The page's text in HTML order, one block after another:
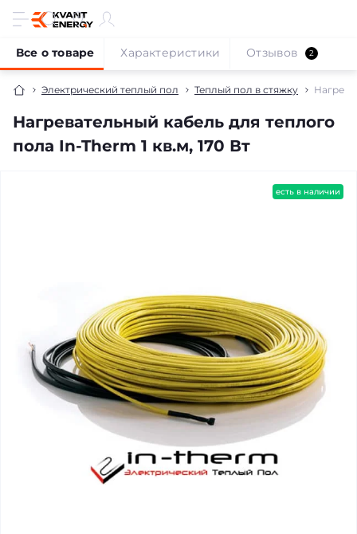
Электрический теплый пол Теплый пол в стяжку
Нагревательный кабель для теплого
пола In-Therm 1 кв.м, 170 Вт
Все о товаре Характеристики Отзывов 2
есть в наличии